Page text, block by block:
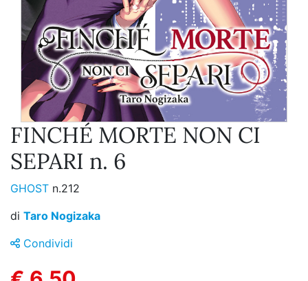
FINCHÉ MORTE NON CI
SEPARI n. 6
GHOST n.212
di Taro Nogizaka
Condividi